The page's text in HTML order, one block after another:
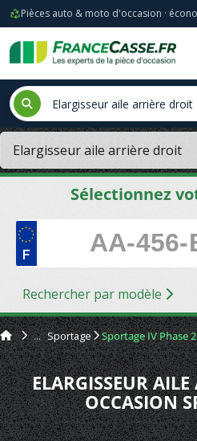
Pièces auto & moto d'occasion ·
Sélectionnez
Rechercher par modèle
Sportage Sportage IV Phase
ELARGISSEUR
OCCASION